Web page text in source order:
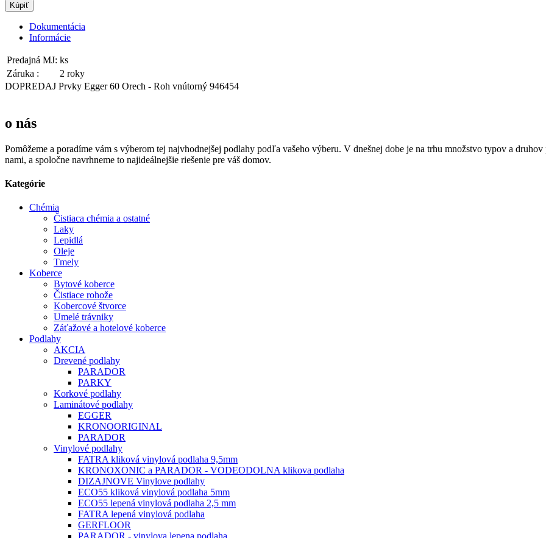
Kúpiť
Dokumentácia
Informácie
Predajná MJ: ks
Záruka :
2 roky
DOPREDAJ Prvky Egger 60 Orech - Roh vnútorný 946454
o nás
Pomôžeme a poradíme vám s výberom tej najvhodnejšej podlahy podľa vašeho výberu. V dnešnej dobe je na trhu množstvo typov a
nami, a spoločne navrhneme to najideálnejšie riešenie pre váš domov.
Kategórie
Chémia
Čistiaca chémia a ostatné
Laky
Lepidlá
Oleje
Tmely
Koberce
Bytové koberce
Čistiace rohože
Kobercové štvorce
Umelé trávniky
Záťažové a hotelové koberce
Podlahy
AKCIA
Drevené podlahy
PARADOR
PARKY
Korkové podlahy
Laminátové podlahy
EGGER
KRONOORIGINAL
PARADOR
Vinylové podlahy
FATRA kliková vinylová podlaha 9,5mm
KRONOXONIC a PARADOR - VODEODOLNA klikova podlaha
DIZAJNOVE Vinylove podlahy
ECO55 kliková vinylová podlaha 5mm
ECO55 lepená vinylová podlaha 2,5 mm
FATRA lepená vinylová podlaha
GERFLOOR